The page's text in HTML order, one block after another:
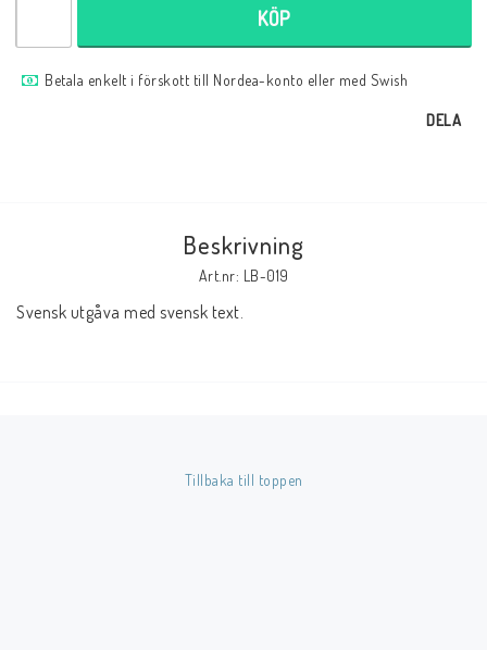
Inkl. Moms
KÖP
Betala enkelt i förskott till Nordea-konto eller med Swish
DELA
Beskrivning
Art.nr: LB-019
Svensk utgåva med svensk text.
Tillbaka till toppen